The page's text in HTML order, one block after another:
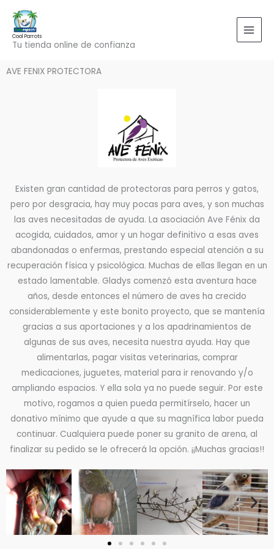
contenido
Cool Parrots
Tu tienda online de confianza
AVE FENIX PROTECTORA
Existen gran cantidad de protectoras para perros y gatos,
pero por desgracia, hay muy pocas para aves, y son muchas
las aves necesitadas de ayuda. La asociación Ave Fénix da
acogida, cuidados, amor y un hogar definitivo a esas aves
abandonadas o enfermas, prestando especial atención a su
recuperación física y psicológica. Muchas de ellas llegan en un
estado lamentable. Gladys comenzó esta aventura hace
años, desde entonces el número de aves ha crecido
considerablemente y este bonito proyecto, que se mantenía
gracias a sus aportaciones y a los apadrinamientos de
algunas de sus aves, necesita nuestra ayuda. Hay que
alimentarlas, pagar visitas veterinarias, comprar
medicaciones, juguetes, material para ir renovando y/o
ampliando espacios. Y ella sola ya no puede seguir. Por este
motivo, rogamos a quien pueda permitírselo, hacer un
donativo mínimo que ayude a que su magnífica labor pueda
continuar. Cualquiera puede poner su granito de arena, al
finalizar su pedido se le ofrecerá la opción. ¡¡Muchas gracias!!